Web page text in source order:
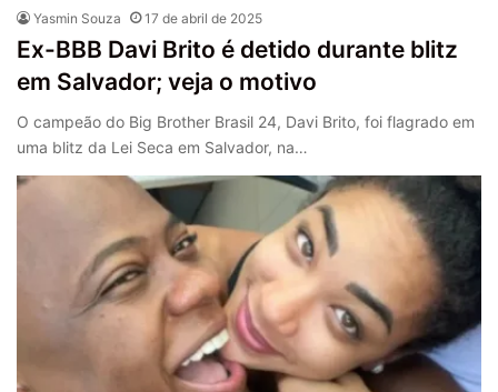
Yasmin Souza 17 de abril de 2025
Ex-BBB Davi Brito é detido durante blitz
em Salvador; veja o motivo
O campeão do Big Brother Brasil 24, Davi Brito, foi flagrado em
uma blitz da Lei Seca em Salvador, na…